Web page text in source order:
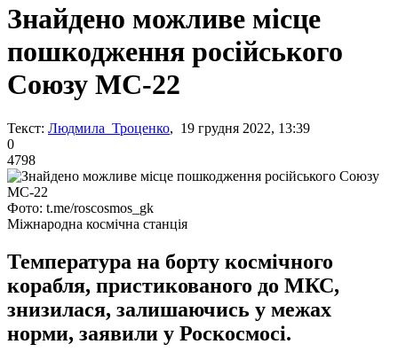
Знайдено можливе місце
пошкодження російського
Союзу МС-22
Текст: Людмила Троценко, 19 грудня 2022, 13:39
0
4798
Фото: t.me/roscosmos_gk
Міжнародна космічна станція
Температура на борту космічного
корабля, пристикованого до МКС,
знизилася, залишаючись у межах
норми, заявили у Роскосмосі.